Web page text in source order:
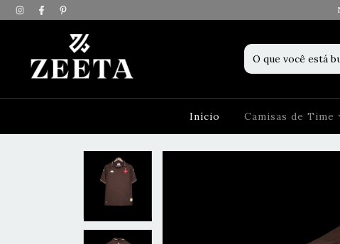
Início Camisas de Time